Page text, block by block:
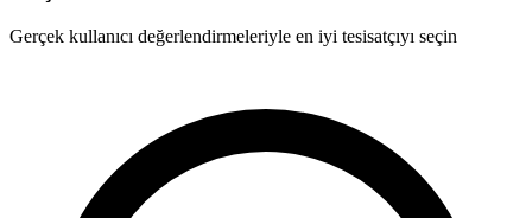
Gerçek kullanıcı değerlendirmeleriyle en iyi tesisatçıyı seçin